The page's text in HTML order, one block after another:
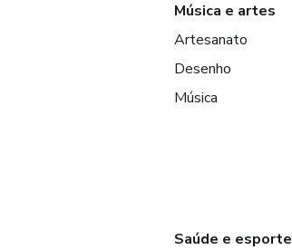
Música e artes
Artesanato
Desenho
Música
Saúde e esporte